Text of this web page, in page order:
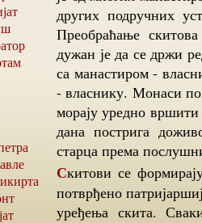
других подручних
Преобраћање
дужан је да се држи
са манастиром -
- власнику. Монаси
морају уредно
дана пострига
старца према
Скитови се формирају у оквиру једног манастира, чије оснивање је увек
потврђено
уређења скита.